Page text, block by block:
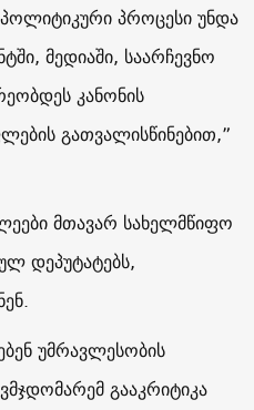
პროცესი უნდა
მედიაში, საარჩევნო
კანონის
გათვალისწინებით,”
მთავარ სახელმწიფო
დეპუტატებს,
უმრავლესობის
გააკრიტიკა